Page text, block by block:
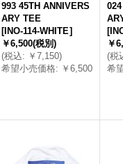
993 45TH ANNIVERS
ARY TEE
[INO-114-WHITE]
￥6,500(税別)
(税込: ￥7,150)
希望小売価格: ￥6,500
[
￥
(税
希